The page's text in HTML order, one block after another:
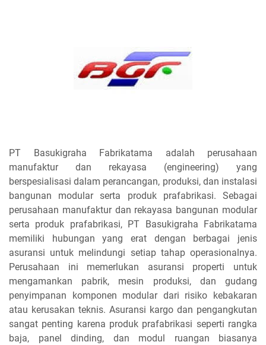
PT Basukigraha Fabrikatama adalah perusahaan
manufaktur dan rekayasa (engineering) yang
berspesialisasi dalam perancangan, produksi, dan instalasi
bangunan modular serta produk prafabrikasi. Sebagai
perusahaan manufaktur dan rekayasa bangunan modular
serta produk prafabrikasi, PT Basukigraha Fabrikatama
memiliki hubungan yang erat dengan berbagai jenis
asuransi untuk melindungi setiap tahap operasionalnya.
Perusahaan ini memerlukan asuransi properti untuk
mengamankan pabrik, mesin produksi, dan gudang
penyimpanan komponen modular dari risiko kebakaran
atau kerusakan teknis. Asuransi kargo dan pengangkutan
sangat penting karena produk prafabrikasi seperti rangka
baja, panel dinding, dan modul ruangan biasanya